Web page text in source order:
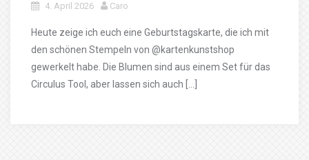
4. April 2026 Caro
Heute zeige ich euch eine Geburtstagskarte, die ich mit
den schönen Stempeln von @kartenkunstshop
gewerkelt habe. Die Blumen sind aus einem Set für das
Circulus Tool, aber lassen sich auch […]